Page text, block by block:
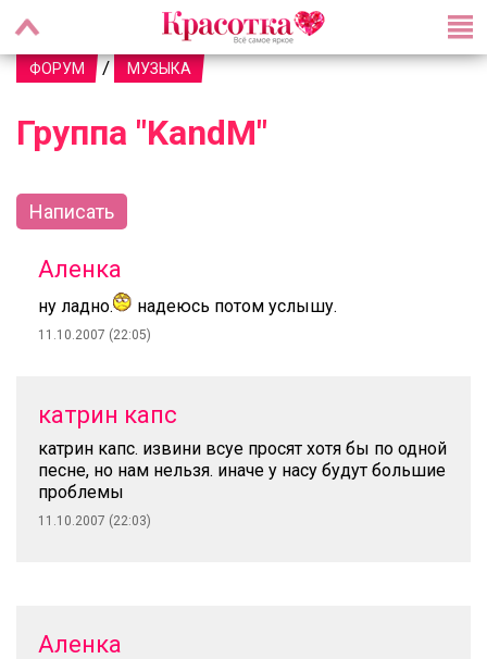
ФОРУМ / МУЗЫКА
Группа "KandM"
Написать
Аленка
ну ладно. надеюсь потом услышу.
11.10.2007 (22:05)
катрин капс
катрин капс. извини всуе просят хотя бы по одной
песне, но нам нельзя. иначе у насу будут большие
проблемы
11.10.2007 (22:03)
Аленка